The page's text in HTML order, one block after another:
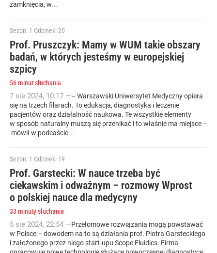
zamknięcia, w...
Sezon: 1 Odcinek: 20
Prof. Pruszczyk: Mamy w WUM takie obszary
badań, w których jesteśmy w europejskiej
szpicy
56 minut słuchania
7 sie 2024, 10:17 —– Warszawski Uniwersytet Medyczny opiera
się na trzech filarach. To edukacja, diagnostyka i leczenie
pacjentów oraz działalność naukowa. Te wszystkie elementy
w sposób naturalny muszą się przenikać i to właśnie ma miejsce –
mówił w podcaście...
Sezon: 1 Odcinek: 19
Prof. Garstecki: W nauce trzeba być
ciekawskim i odważnym – rozmowy Wprost
o polskiej nauce dla medycyny
33 minuty słuchania
5 sie 2024, 22:54 —Przełomowe rozwiązania mogą powstawać
w Polsce – dowodem na to są działania prof. Piotra Garsteckiego
i założonego przez niego start-upu Scope Fluidics. Firma